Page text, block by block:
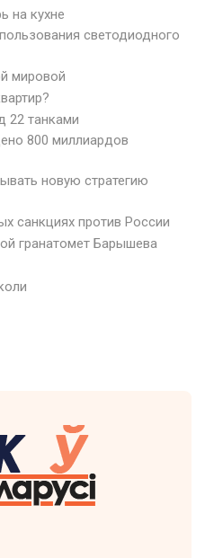
на кухне
светодиодного
мировой
22 танками
800 миллиардов
новую стратегию
санкциях против России
гранатомет Барышева